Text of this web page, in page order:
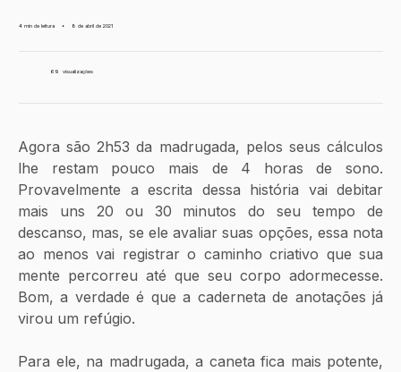
4 min de leitura • 8 de abril de 2021
69 visualizações
Agora são 2h53 da madrugada, pelos seus cálculos
lhe restam pouco mais de 4 horas de sono.
Provavelmente a escrita dessa história vai debitar
mais uns 20 ou 30 minutos do seu tempo de
descanso, mas, se ele avaliar suas opções, essa nota
ao menos vai registrar o caminho criativo que sua
mente percorreu até que seu corpo adormecesse.
Bom, a verdade é que a caderneta de anotações já
virou um refúgio.
Para ele, na madrugada, a caneta fica mais potente,